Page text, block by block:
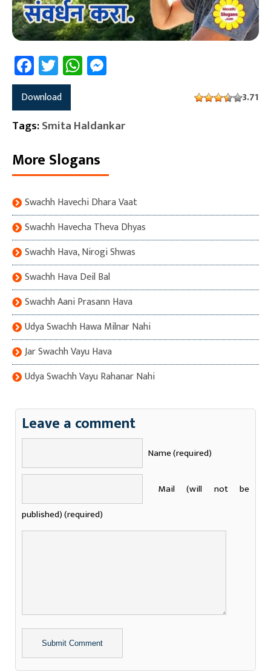
Facebook
TwitterWhatsApp
Download 3.71
Tags:Smita Haldankar
More Slogans
Swachh Havechi Dhara Vaat
Swachh Havecha Theva Dhyas
Swachh Hava, Nirogi Shwas
Swachh Hava Deil Bal
Swachh Aani Prasann Hava
Udya Swachh Hawa Milnar Nahi
Jar Swachh Vayu Hava
Udya Swachh Vayu Rahanar Nahi
Leave a comment
Name (required)
Mail (will not be
published) (required)